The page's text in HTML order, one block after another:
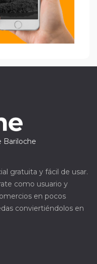
Bariloche
gratuita y fácil de usar.
como usuario y
en pocos
conviertiéndolos en